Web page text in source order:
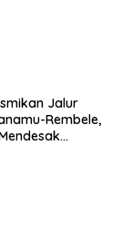
Jalur
Rembele,